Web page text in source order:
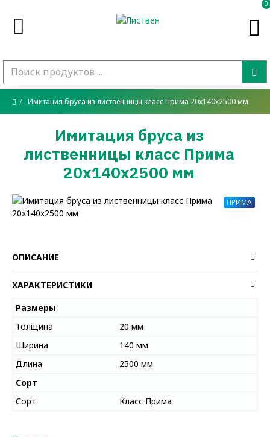
0
Имитация бруса из лиственницы класс Прима 20x140x2500 мм
Имитация бруса из
лиственницы класс Прима
20x140x2500 мм
ПРИМА
ОПИСАНИЕ
ХАРАКТЕРИСТИКИ
Размеры
Толщина
20 мм
Ширина
140 мм
Длина
2500 мм
Сорт
Сорт
Класс Прима